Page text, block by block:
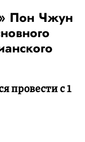
Пон Чжун
провести с 1